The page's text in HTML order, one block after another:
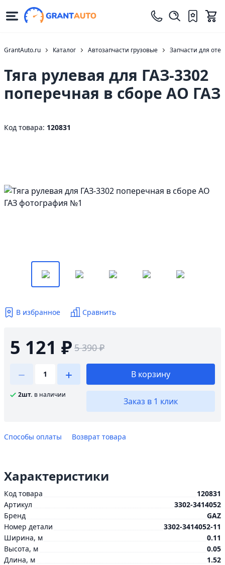
GrantAuto.ru Каталог Автозапчасти грузовые Запчасти для
Тяга рулевая для ГАЗ-3302
поперечная в сборе АО ГАЗ
Код товара: 120831
В избранное Сравнить
5 121 ₽ 5 390 ₽
2шт. в наличии
В корзину
Заказ в 1 клик
Способы оплаты Возврат товара
Характеристики
Код товара
120831
Артикул
3302-3414052
Бренд
GAZ
Номер детали
3302-3414052-11
Ширина, м
0.11
Высота, м
0.05
Длина, м
1.52